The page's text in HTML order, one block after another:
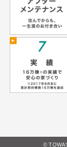
©